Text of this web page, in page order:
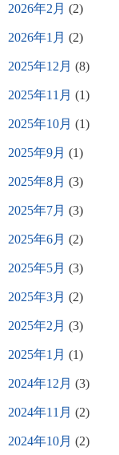
2026年2月 (2)
2026年1月 (2)
2025年12月 (8)
2025年11月 (1)
2025年10月 (1)
2025年9月 (1)
2025年8月 (3)
2025年7月 (3)
2025年6月 (2)
2025年5月 (3)
2025年3月 (2)
2025年2月 (3)
2025年1月 (1)
2024年12月 (3)
2024年11月 (2)
2024年10月 (2)